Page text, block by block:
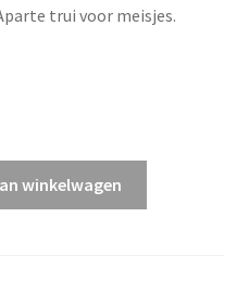
trui voor meisjes.
winkelwagen